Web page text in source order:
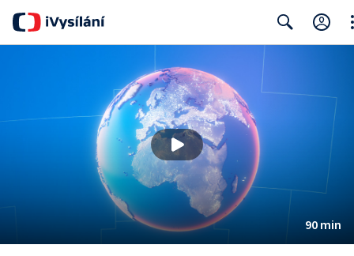
90 min